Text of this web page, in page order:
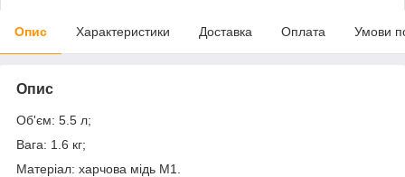
Опис Характеристики Доставка Оплата Умови
Опис
Об'єм: 5.5 л;
Вага: 1.6 кг;
Матеріал: харчова мідь М1.